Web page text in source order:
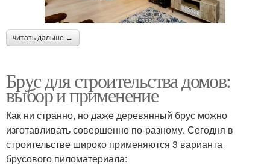
читать дальше →
Брус для строительства домов:
выбор и применение
Как ни странно, но даже деревянный брус можно
изготавливать совершенно по-разному. Сегодня в
строительстве широко применяются 3 варианта
брусового пиломатериала: